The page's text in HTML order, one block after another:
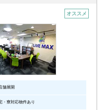
オススメ
舗展開
・寮対応物件あり